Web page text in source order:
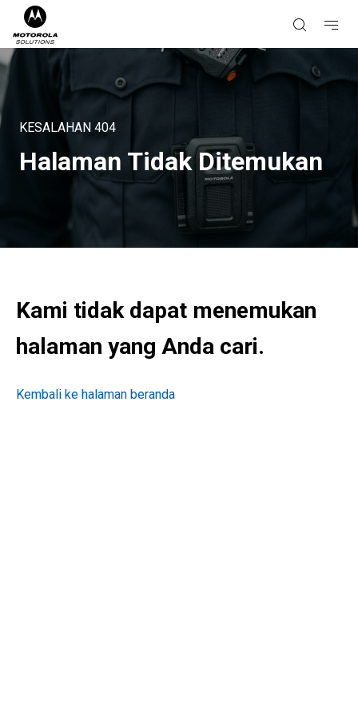
KESALAHAN 404
Halaman Tidak Ditemukan
Kami tidak dapat menemukan
halaman yang Anda cari.
Kembali ke halaman beranda